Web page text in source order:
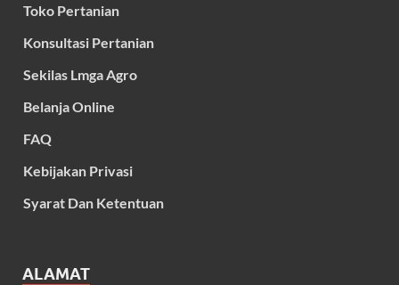
Toko Pertanian
Konsultasi Pertanian
Sekilas Lmga Agro
Belanja Online
FAQ
Kebijakan Privasi
Syarat Dan Ketentuan
ALAMAT